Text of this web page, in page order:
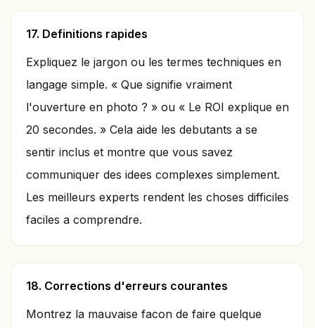
17. Definitions rapides
Expliquez le jargon ou les termes techniques en
langage simple. « Que signifie vraiment
l'ouverture en photo ? » ou « Le ROI explique en
20 secondes. » Cela aide les debutants a se
sentir inclus et montre que vous savez
communiquer des idees complexes simplement.
Les meilleurs experts rendent les choses difficiles
faciles a comprendre.
18. Corrections d'erreurs courantes
Montrez la mauvaise facon de faire quelque